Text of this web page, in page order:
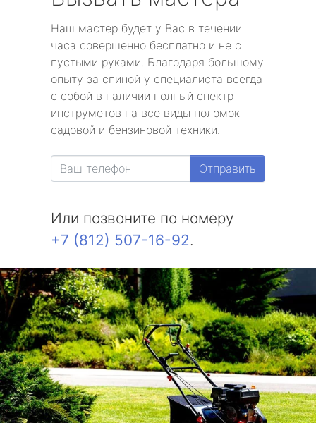
Наш мастер будет у Вас в течении
часа совершенно бесплатно и не с
пустыми руками. Благодаря большому
опыту за спиной у специалиста всегда
с собой в наличии полный спектр
инструметов на все виды поломок
садовой и бензиновой техники.
Отправить
Или позвоните по номеру
+7 (812) 507-16-92.